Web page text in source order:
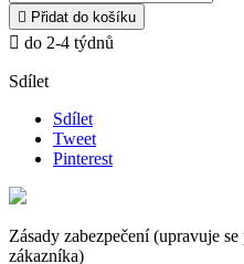
 Přidat do košíku
 do 2-4 týdnů
Sdílet
Sdílet
Tweet
Pinterest
Zásady zabezpečení (upravuje
zákazníka)